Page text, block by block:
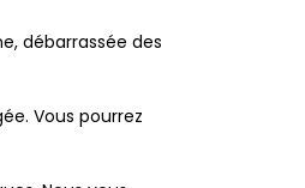
débarrassée des
Vous pourrez